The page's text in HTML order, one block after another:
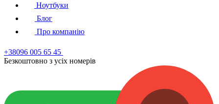
Ноутбуки
Блог
Про компанію
+38096 005 65 45
Безкоштовно з усiх номерiв